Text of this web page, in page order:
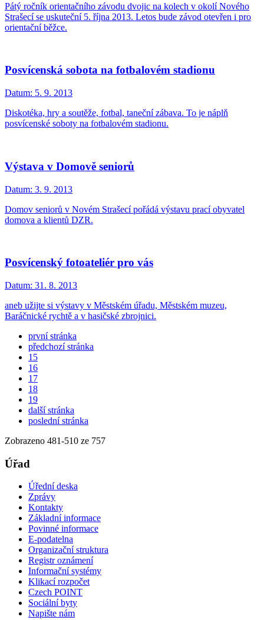
Pátý ročník orientačního závodu dvojic na kolech v okolí Nového
Strašecí se uskuteční 5. října 2013. Letos bude závod otevřen i pro
orientační běžce.
Posvícenská sobota na fotbalovém stadionu
Datum: 5. 9. 2013
Diskotéka, hry a soutěže, fotbal, taneční zábava. To je náplň
posvícenské soboty na fotbalovém stadionu.
Výstava v Domově seniorů
Datum: 3. 9. 2013
Domov seniorů v Novém Strašecí pořádá výstavu prací obyvatel
domova a klientů DZR.
Posvícenský fotoateliér pro vás
Datum: 31. 8. 2013
aneb užijte si výstavy v Městském úřadu, Městském muzeu,
Baráčnické rychtě a v hasičské zbrojnici.
první stránka
předchozí stránka
15
16
17
18
19
další stránka
poslední stránka
Zobrazeno 481-510 ze 757
Úřad
Úřední deska
Zprávy
Kontakty
Základní informace
Povinné informace
E-podatelna
Organizační struktura
Registr oznámení
Informační systémy
Klikací rozpočet
Czech POINT
Sociální byty
Napište nám